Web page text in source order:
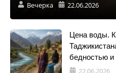
Вечерка 22.06.2026
Цена воды.
бедностью